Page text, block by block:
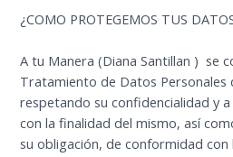
¿COMO PROTEGEMOS TUS
A tu Manera (Diana Santillan ) se
Tratamiento de Datos Personales
respetando su confidencialidad y
con la finalidad del mismo, así
su obligación, de conformidad con